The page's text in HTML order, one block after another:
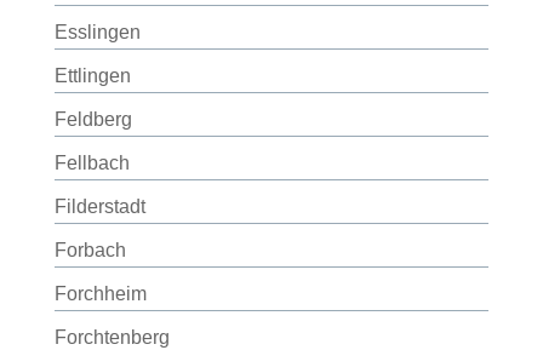
Esslingen
Ettlingen
Feldberg
Fellbach
Filderstadt
Forbach
Forchheim
Forchtenberg